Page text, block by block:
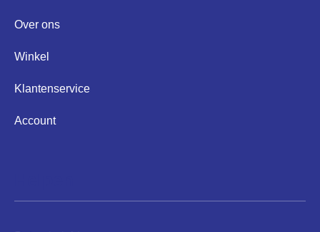
Over ons
Winkel
Klantenservice
Account